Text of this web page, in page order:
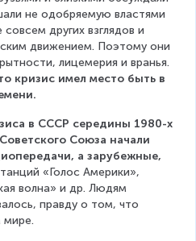
не одобряемую властями
других взглядов и
движением. Поэтому они
лицемерия и вранья.
кризис имел место быть в
в СССР середины 1980-х
Союза начали
а зарубежные,
«Голос Америки»,
волна» и др. Людям
правду о том, что